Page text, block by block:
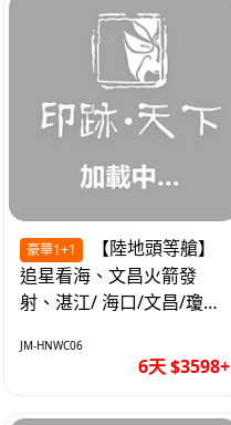
豪華1+1
追星看海、文昌火箭發
射、湛江/ 海口/文昌/瓊海/
優質6天
JM-HNWC06
6天 $3598+